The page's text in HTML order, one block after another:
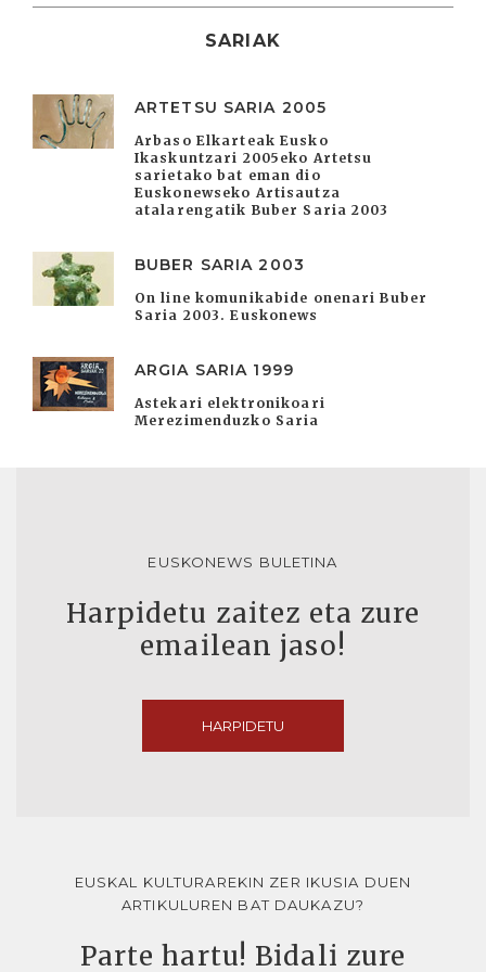
SARIAK
ARTETSU SARIA 2005
Arbaso Elkarteak Eusko
Ikaskuntzari 2005eko Artetsu
sarietako bat eman dio
Euskonewseko Artisautza
atalarengatik Buber Saria 2003
BUBER SARIA 2003
On line komunikabide onenari Buber
Saria 2003. Euskonews
ARGIA SARIA 1999
Astekari elektronikoari
Merezimenduzko Saria
EUSKONEWS BULETINA
Harpidetu zaitez eta zure
emailean jaso!
HARPIDETU
EUSKAL KULTURAREKIN ZER IKUSIA DUEN
ARTIKULUREN BAT DAUKAZU?
Parte hartu! Bidali zure